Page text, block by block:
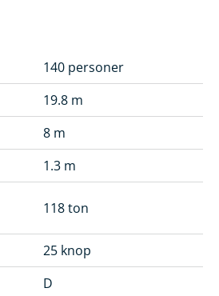
140 personer
19.8 m
8 m
1.3 m
118 ton
25 knop
D